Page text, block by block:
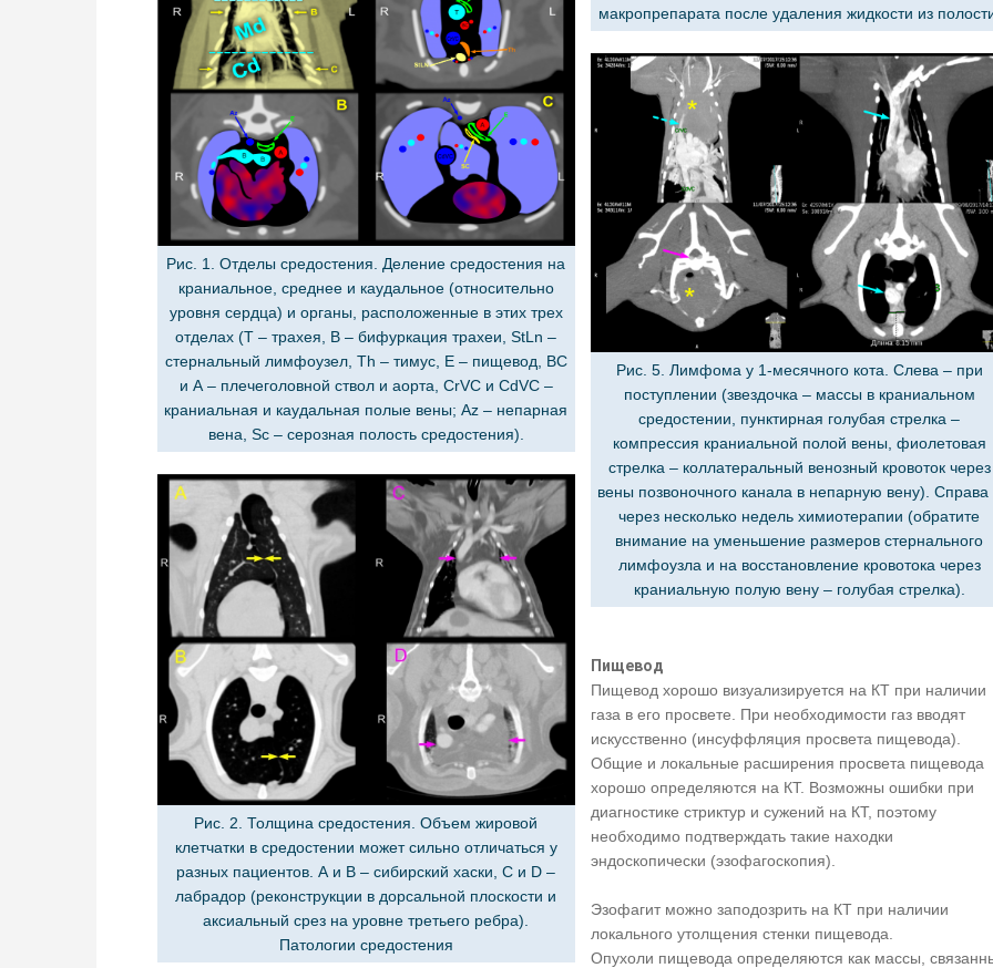
Рис. 1. Отделы средостения. Деление средостения на
краниальное, среднее и каудальное (относительно
уровня сердца) и органы, расположенные в этих трех
отделах (T – трахея, B – бифуркация трахеи, StLn –
стернальный лимфоузел, Th – тимус, E – пищевод, BC
и A – плечеголовной ствол и аорта, CrVC и CdVC –
краниальная и каудальная полые вены; Az – непарная
вена, Sc – серозная полость средостения).
Рис. 2. Толщина средостения. Объем жировой
клетчатки в средостении может сильно отличаться у
разных пациентов. A и B – сибирский хаски, C и D –
лабрадор (реконструкции в дорсальной плоскости и
аксиальный срез на уровне третьего ребра).
Патологии средостения
макропрепарата после удаления жидкости из
Рис. 5. Лимфома у 1-месячного кота. Слева – при
поступлении (звездочка – массы в краниальном
средостении, пунктирная голубая стрелка –
компрессия краниальной полой вены, фиолетовая
стрелка – коллатеральный венозный кровоток через
вены позвоночного канала в непарную вену). Справа
через несколько недель химиотерапии (обратите
внимание на уменьшение размеров стернального
лимфоузла и на восстановление кровотока через
краниальную полую вену – голубая стрелка).
Пищевод
Пищевод хорошо визуализируется на КТ при наличии
газа в его просвете. При необходимости газ вводят
искусственно (инсуффляция просвета пищевода).
Общие и локальные расширения просвета пищевода
хорошо определяются на КТ. Возможны ошибки при
диагностике стриктур и сужений на КТ, поэтому
необходимо подтверждать такие находки
эндоскопически (эзофагоскопия).
Эзофагит можно заподозрить на КТ при наличии
локального утолщения стенки пищевода.
Опухоли пищевода определяются как массы,